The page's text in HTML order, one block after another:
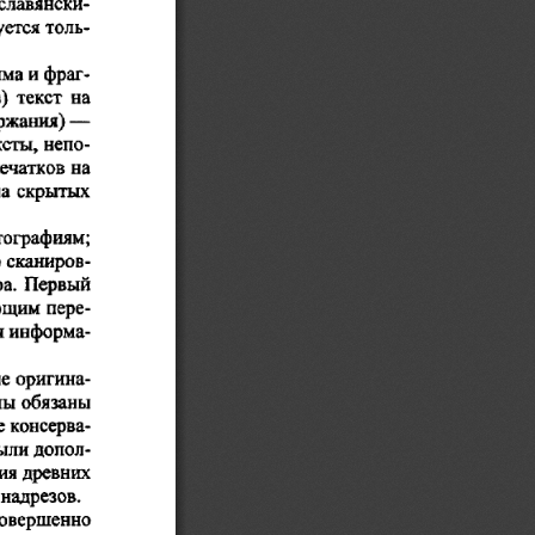
толь-
и фраг-
текст
  на
—
непо-
на
скрытых
сканиров-
Первый
  пере-
информа-
оригина-
  обязаны
консерва-
допол-
древних
надрезов.